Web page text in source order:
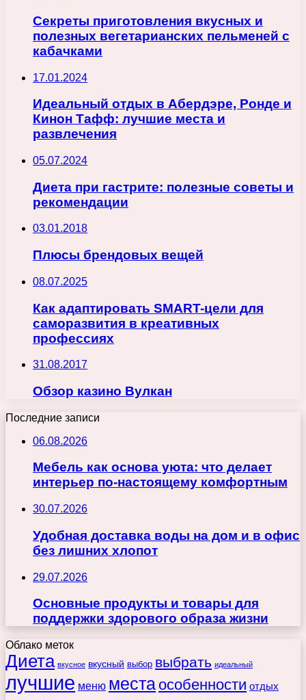
Секреты приготовления вкусных и
полезных вегетарианских пельменей с
кабачками
17.01.2024
Идеальный отдых в Абердэре, Ронде и
Кинон Тафф: лучшие места и
развлечения
05.07.2024
Диета при гастрите: полезные советы и
рекомендации
03.01.2018
Плюсы брендовых вещей
08.07.2025
Как адаптировать SMART-цели для
саморазвития в креативных
профессиях
31.08.2017
Обзор казино Вулкан
Последние записи
06.08.2026
Мебель как основа уюта: что делает
интерьер по-настоящему комфортным
30.07.2026
Удобная доставка воды на дом и в офис
без лишних хлопот
29.07.2026
Основные продукты и товары для
поддержки здорового образа жизни
Облако меток
Диета вкусное вкусный выбор выбрать идеальный
лучшие меню места особенности отдых